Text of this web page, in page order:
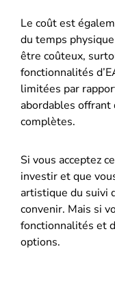
Le coût est
du temps
être coûteux,
fonctionnalités
limitées par
abordables
complètes.
Si vous acceptez
investir et que
artistique du suivi
convenir. Mais si
fonctionnalités et
options.